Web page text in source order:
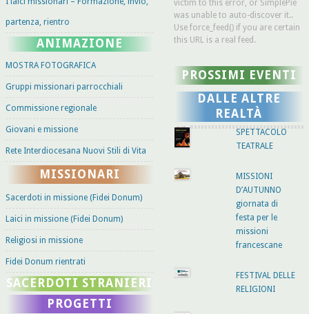
partenza, rientro
ANIMAZIONE
MOSTRA FOTOGRAFICA
Gruppi missionari parrocchiali
Commissione regionale
Giovani e missione
Rete Interdiocesana Nuovi Stili di Vita
MISSIONARI
Sacerdoti in missione (Fidei Donum)
Laici in missione (Fidei Donum)
Religiosi in missione
Fidei Donum rientrati
SACERDOTI STRANIERI
PROGETTI
victim to this error, or SimplePie
was unable to auto-discover it..
Use force_feed() if you are certain
this URL is a real feed.
PROSSIMI EVENTI
DALLE ALTRE
REALTÀ
SPETTACOLO
TEATRALE
MISSIONI
D’AUTUNNO
giornata di
festa per le
missioni
francescane
FESTIVAL DELLE
RELIGIONI